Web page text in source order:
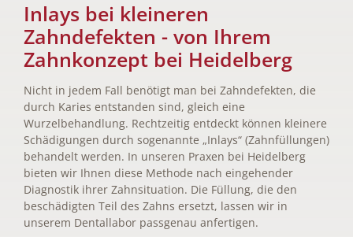
Inlays bei kleineren
Zahndefekten - von Ihrem
Zahnkonzept bei Heidelberg
Nicht in jedem Fall benötigt man bei Zahndefekten, die
durch Karies entstanden sind, gleich eine
Wurzelbehandlung. Rechtzeitig entdeckt können kleinere
Schädigungen durch sogenannte „Inlays“ (Zahnfüllungen)
behandelt werden. In unseren Praxen bei Heidelberg
bieten wir Ihnen diese Methode nach eingehender
Diagnostik ihrer Zahnsituation. Die Füllung, die den
beschädigten Teil des Zahns ersetzt, lassen wir in
unserem Dentallabor passgenau anfertigen.